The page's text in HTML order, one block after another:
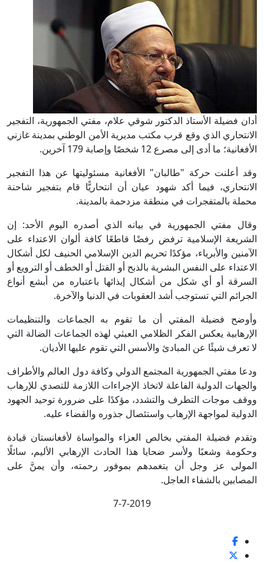
أدان فضيلة الأستاذ الدكتور شوقي علام، مفتي الجمهورية، التفجير
الانتحاري الذي وقع قرب مكتب مديرية الأمن الوطني بمدينة غازني
الأفغانية؛ ما أدى إلى مصرع 12 شخصًا وإصابة 179 آخرين.
وقد أعلنت حركة "طالبان" الأفغانية مسئوليتها عن هذا التفجير
الانتحاري، فيما أكد شهود عيان أن انتحاريًّا قام بتفجير شاحنة
محملة بالمتفجرات في منطقة مزدحمة بالمدينة.
وقال مفتي الجمهورية في بيانه الذي أصدره اليوم الأحد: إن
الشريعة الإسلامية ترفض رفضًا قاطعًا كافة ألوان الاعتداء على
الآمنين والأبرياء، مؤكدًا تحريم الدين الإسلامي الحنيف لكل أشكال
الاعتداء على النفس البشرية بالذبح أو القتل أو الخطف أو الترويع أو
السرقة أو أي شكل من أشكال إيذائها باعتباره من أبشع أنواع
الجرائم التي تستوجب أشد العقوبات في الدنيا والآخرة.
وأوضح فضيلة المفتي أن ما تقوم به الجماعات والتنظيمات
الإرهابية يعكس الفكر الظلامي العبثي لهذه الجماعات الضالة التي
لا تعرف شيئًا عن المبادئ والأسس التي تقوم عليها الأديان.
ودعا مفتي الجمهورية المجتمع الدولي وكافة دول العالم والأطراف
والجهات الدولية الفاعلة لاتخاذ الإجراءات اللازمة للتصدي للإرهاب
ووقف موجات التطرف والتشدد، مؤكدًا على ضرورة توحيد الجهود
الدولية لمواجهة الإرهاب واستئصال جذوره والقضاء عليه.
وتقدم فضيلة المفتي بخالص العزاء والمواساة لأفغانستان قيادة
وحكومة وشعبًا ولأسر ضحايا هذا الحادث الإرهابي الأليم، سائلًا
المولى عز وجل أن يتغمدهم بموفور رحمته، وأن يمنَّ على
المصابين بالشفاء العاجل.
7-7-2019